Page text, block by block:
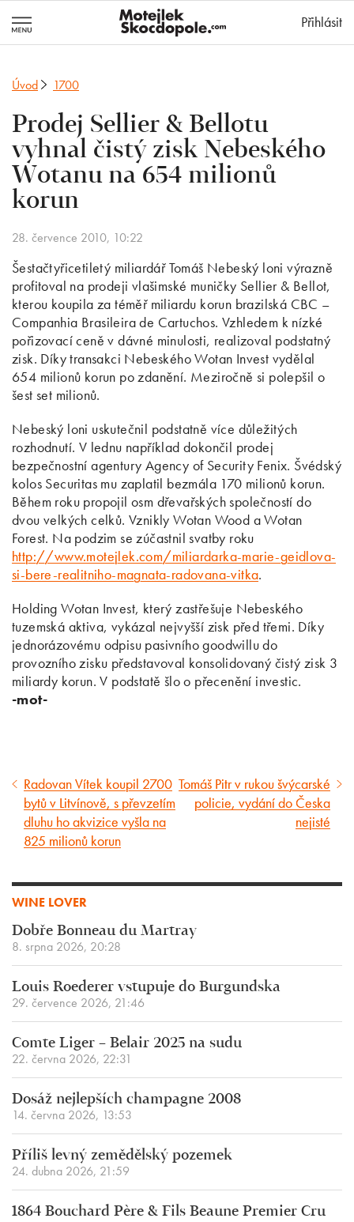
Přihlásit
Úvod 1700
Prodej Sellier & Bellotu
vyhnal čistý zisk Nebeského
Wotanu na 654 milionů
korun
28. července 2010, 10:22
Šestačtyřicetiletý miliardář Tomáš Nebeský loni výrazně
profitoval na prodeji vlašimské muničky Sellier & Bellot,
kterou koupila za téměř miliardu korun brazilská CBC –
Companhia Brasileira de Cartuchos. Vzhledem k nízké
pořizovací ceně v dávné minulosti, realizoval podstatný
zisk. Díky transakci Nebeského Wotan Invest vydělal
654 milionů korun po zdanění. Meziročně si polepšil o
šest set milionů.
Nebeský loni uskutečnil podstatně více důležitých
rozhodnutí. V lednu například dokončil prodej
bezpečnostní agentury Agency of Security Fenix. Švédský
kolos Securitas mu zaplatil bezmála 170 milionů korun.
Během roku propojil osm dřevařských společností do
dvou velkých celků. Vznikly Wotan Wood a Wotan
Forest. Na podzim se zúčastnil svatby roku
http://www.motejlek.com/miliardarka-marie-geidlova-
si-bere-realitniho-magnata-radovana-vitka.
Holding Wotan Invest, který zastřešuje Nebeského
tuzemská aktiva, vykázal nejvyšší zisk před třemi. Díky
jednorázovému odpisu pasivního goodwillu do
provozního zisku představoval konsolidovaný čistý zisk 3
miliardy korun. V podstatě šlo o přecenění investic.
-mot-
Předcházející
článek
Radovan Vítek koupil 2700
bytů v Litvínově, s převzetím
dluhu ho akvizice vyšla na
825 milionů korun
Následující
článek
Tomáš Pitr v rukou švýcarské
policie, vydání do Česka
nejisté
WINE LOVER
Dobře Bonneau du Martray
8. srpna 2026, 20:28
Louis Roederer vstupuje do Burgundska
29. července 2026, 21:46
Comte Liger – Belair 2025 na sudu
22. června 2026, 22:31
Dosáž nejlepších champagne 2008
14. června 2026, 13:53
Příliš levný zemědělský pozemek
24. dubna 2026, 21:59
1864 Bouchard Père & Fils Beaune Premier Cru